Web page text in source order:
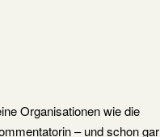
Organisationen wie die
– und schon gar